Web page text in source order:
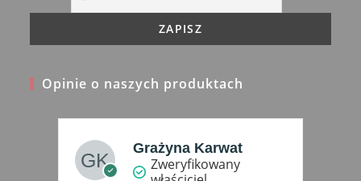
Opinie o naszych produktach
Grażyna Karwat
Zweryfikowany